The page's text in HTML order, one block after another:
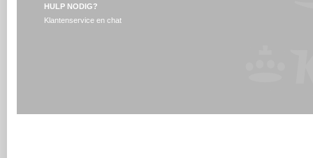
HULP NODIG?
Klantenservice en chat